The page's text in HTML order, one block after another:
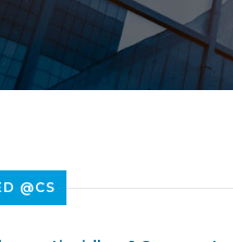
@CS